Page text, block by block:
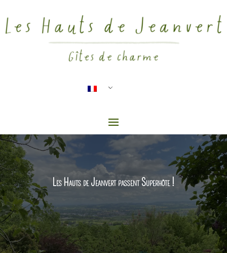
Les Hauts de Jeanvert passent Superhôte !